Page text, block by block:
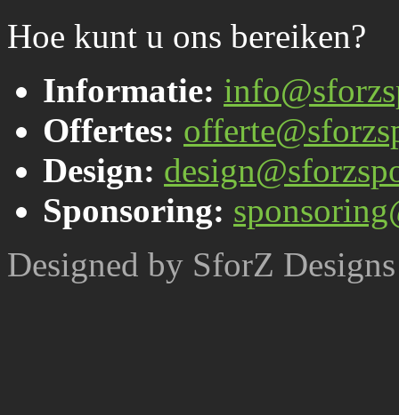
Hoe kunt u ons bereiken?
Informatie:
Offertes:
Design:
Sponsoring:
Designed by SforZ